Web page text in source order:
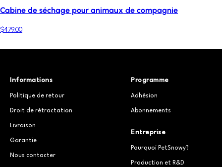
Cabine de séchage pour animaux de compagnie
$479.00
Informations
Politique de retour
Droit de rétractation
Livraison
Garantie
Nous contacter
Programme
Adhésion
Abonnements
Entreprise
Pourquoi PetSnowy?
Production et R&D